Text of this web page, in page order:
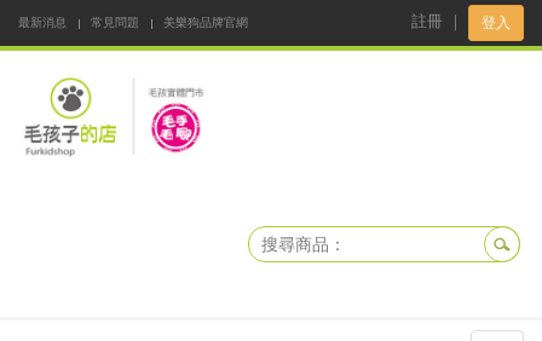
最新消息 常見問題
美樂狗品牌官網
註冊 登入